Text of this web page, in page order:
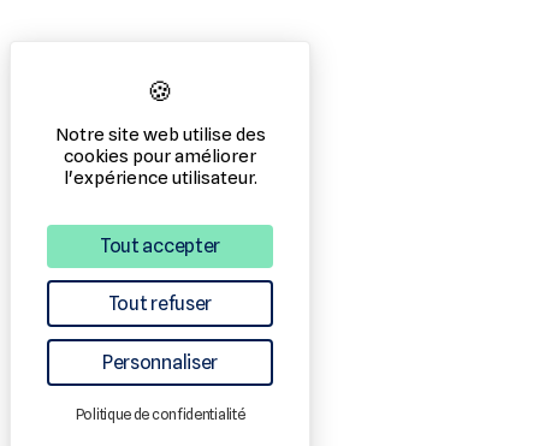
Notre site web utilise des
cookies pour améliorer
l'expérience utilisateur.
Tout accepter
Tout refuser
Personnaliser
Politique de confidentialité